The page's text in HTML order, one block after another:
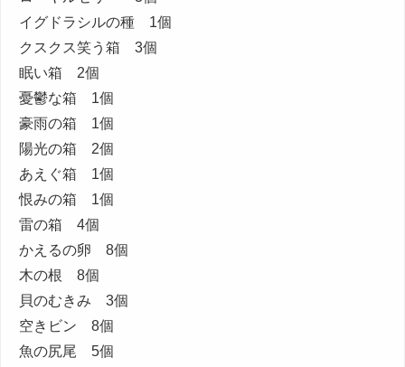
イグドラシルの種 1個
クスクス笑う箱 3個
眠い箱 2個
憂鬱な箱 1個
豪雨の箱 1個
陽光の箱 2個
あえぐ箱 1個
恨みの箱 1個
雷の箱 4個
かえるの卵 8個
木の根 8個
貝のむきみ 3個
空きビン 8個
魚の尻尾 5個